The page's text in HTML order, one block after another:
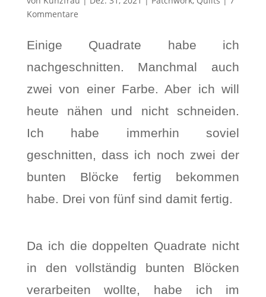
Kommentare
Einige Quadrate habe ich
nachgeschnitten. Manchmal auch
zwei von einer Farbe. Aber ich will
heute nähen und nicht schneiden.
Ich habe immerhin soviel
geschnitten, dass ich noch zwei der
bunten Blöcke fertig bekommen
habe. Drei von fünf sind damit fertig.
Da ich die doppelten Quadrate nicht
in den vollständig bunten Blöcken
verarbeiten wollte, habe ich im